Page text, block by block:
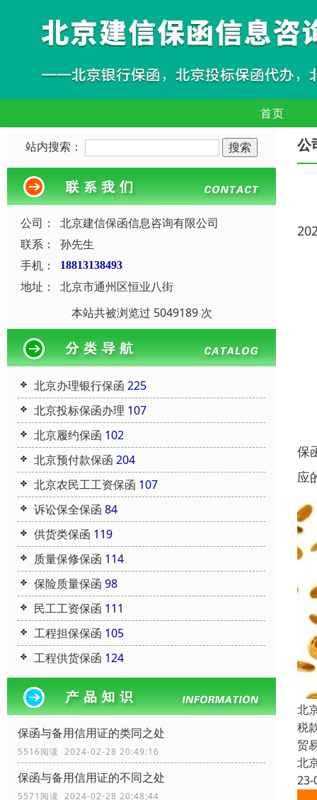
首页
站内搜索：
公司：
北京建信保函信息咨询有限公司
联系：
孙先生
手机：
18813138493
地址：
北京市通州区恒业八街
本站共被浏览过 5049189 次
北京办理银行保函 225
北京投标保函办理 107
北京履约保函 102
北京预付款保函 204
北京农民工工资保函 107
诉讼保全保函 84
供货类保函 119
质量保修保函 114
保险质量保函 98
民工工资保函 111
工程担保保函 105
工程供货保函 124
保函与备用信用证的类同之处
5516阅读 2024-02-28 20:49:16
保函与备用信用证的不同之处
5571阅读 2024-02-28 20:48:44
公
保
应
北
税
贸
北
23-